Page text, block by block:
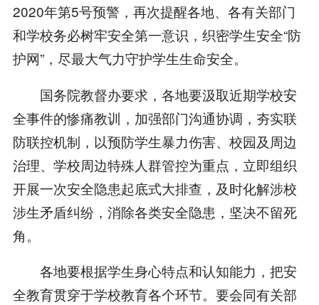
2020年第5号预警，再次提醒各地、各有关部门
和学校务必树牢安全第一意识，织密学生安全“防
护网”，尽最大气力守护学生生命安全。
国务院教督办要求，各地要汲取近期学校安
全事件的惨痛教训，加强部门沟通协调，夯实联
防联控机制，以预防学生暴力伤害、校园及周边
治理、学校周边特殊人群管控为重点，立即组织
开展一次安全隐患起底式大排查，及时化解涉校
涉生矛盾纠纷，消除各类安全隐患，坚决不留死
角。
各地要根据学生身心特点和认知能力，把安
全教育贯穿于学校教育各个环节。要会同有关部